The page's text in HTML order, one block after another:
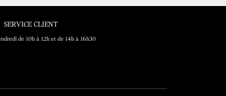
SERVICE CLIENT
de 10h à 12h et de 14h à 16h30